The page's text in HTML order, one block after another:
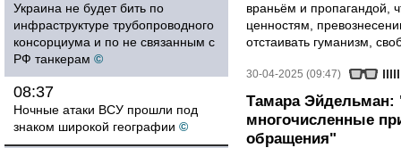
Украина не будет бить по
инфраструктуре трубопроводного
консорциума и по не связанным с
РФ танкерам ©
08:37
Ночные атаки ВСУ прошли под
знаком широкой географии ©
враньём и пропагандой,
ценностям,
отстаивать гуманизм,
30-04-2025 (09:47)
Тамара
многочисленные
обращения"